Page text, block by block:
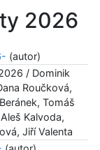
2026
(autor)
/ Dominik
Roučková,
Tomáš
Kalvoda,
Jiří Valenta